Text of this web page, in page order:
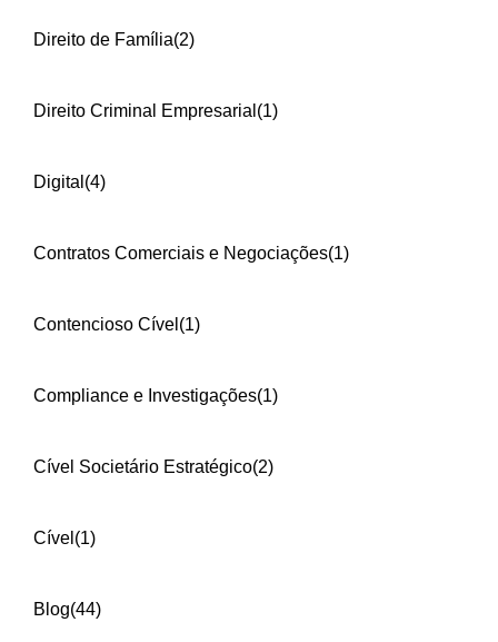
Direito de Família(2)
Direito Criminal Empresarial (1)
Digital (4)
Contratos Comerciais e Negociações(1)
Contencioso Cível (1)
Compliance e Investigações(1)
Cível Societário Estratégico(2)
Cível (1)
Blog(44)